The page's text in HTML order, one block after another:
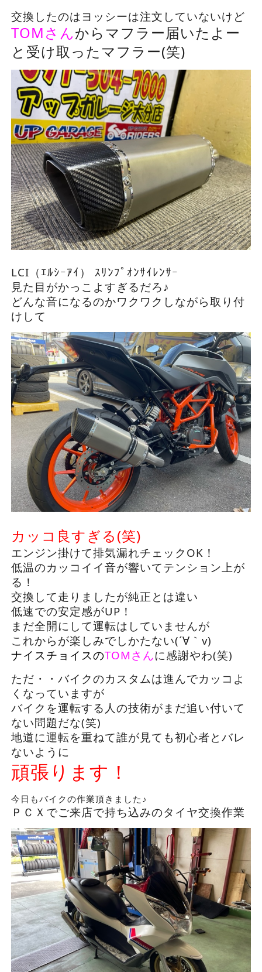
交換したのはヨッシーは注文していないけど
TOMさんからマフラー届いたよー
と受け取ったマフラー(笑)
LCI（ｴﾙｼｰｱｲ） ｽﾘﾝﾌﾟｵﾝｻｲﾚﾝｻｰ
見た目がかっこよすぎるだろ♪
どんな音になるのかワクワクしながら取り付
けして
カッコ良すぎる(笑)
エンジン掛けて排気漏れチェックOK！
低温のカッコイイ音が響いてテンション上が
る！
交換して走りましたが純正とは違い
低速での安定感がUP！
まだ全開にして運転はしていませんが
これからが楽しみでしかたない(´∀｀v)
ナイスチョイスのTOMさんに感謝やわ(笑)
ただ・・バイクのカスタムは進んでカッコよ
くなっていますが
バイクを運転する人の技術がまだ追い付いて
ない問題だな(笑)
地道に運転を重ねて誰が見ても初心者とバレ
ないように
頑張ります！
今日もバイクの作業頂きました♪
ＰＣＸでご来店で持ち込みのタイヤ交換作業